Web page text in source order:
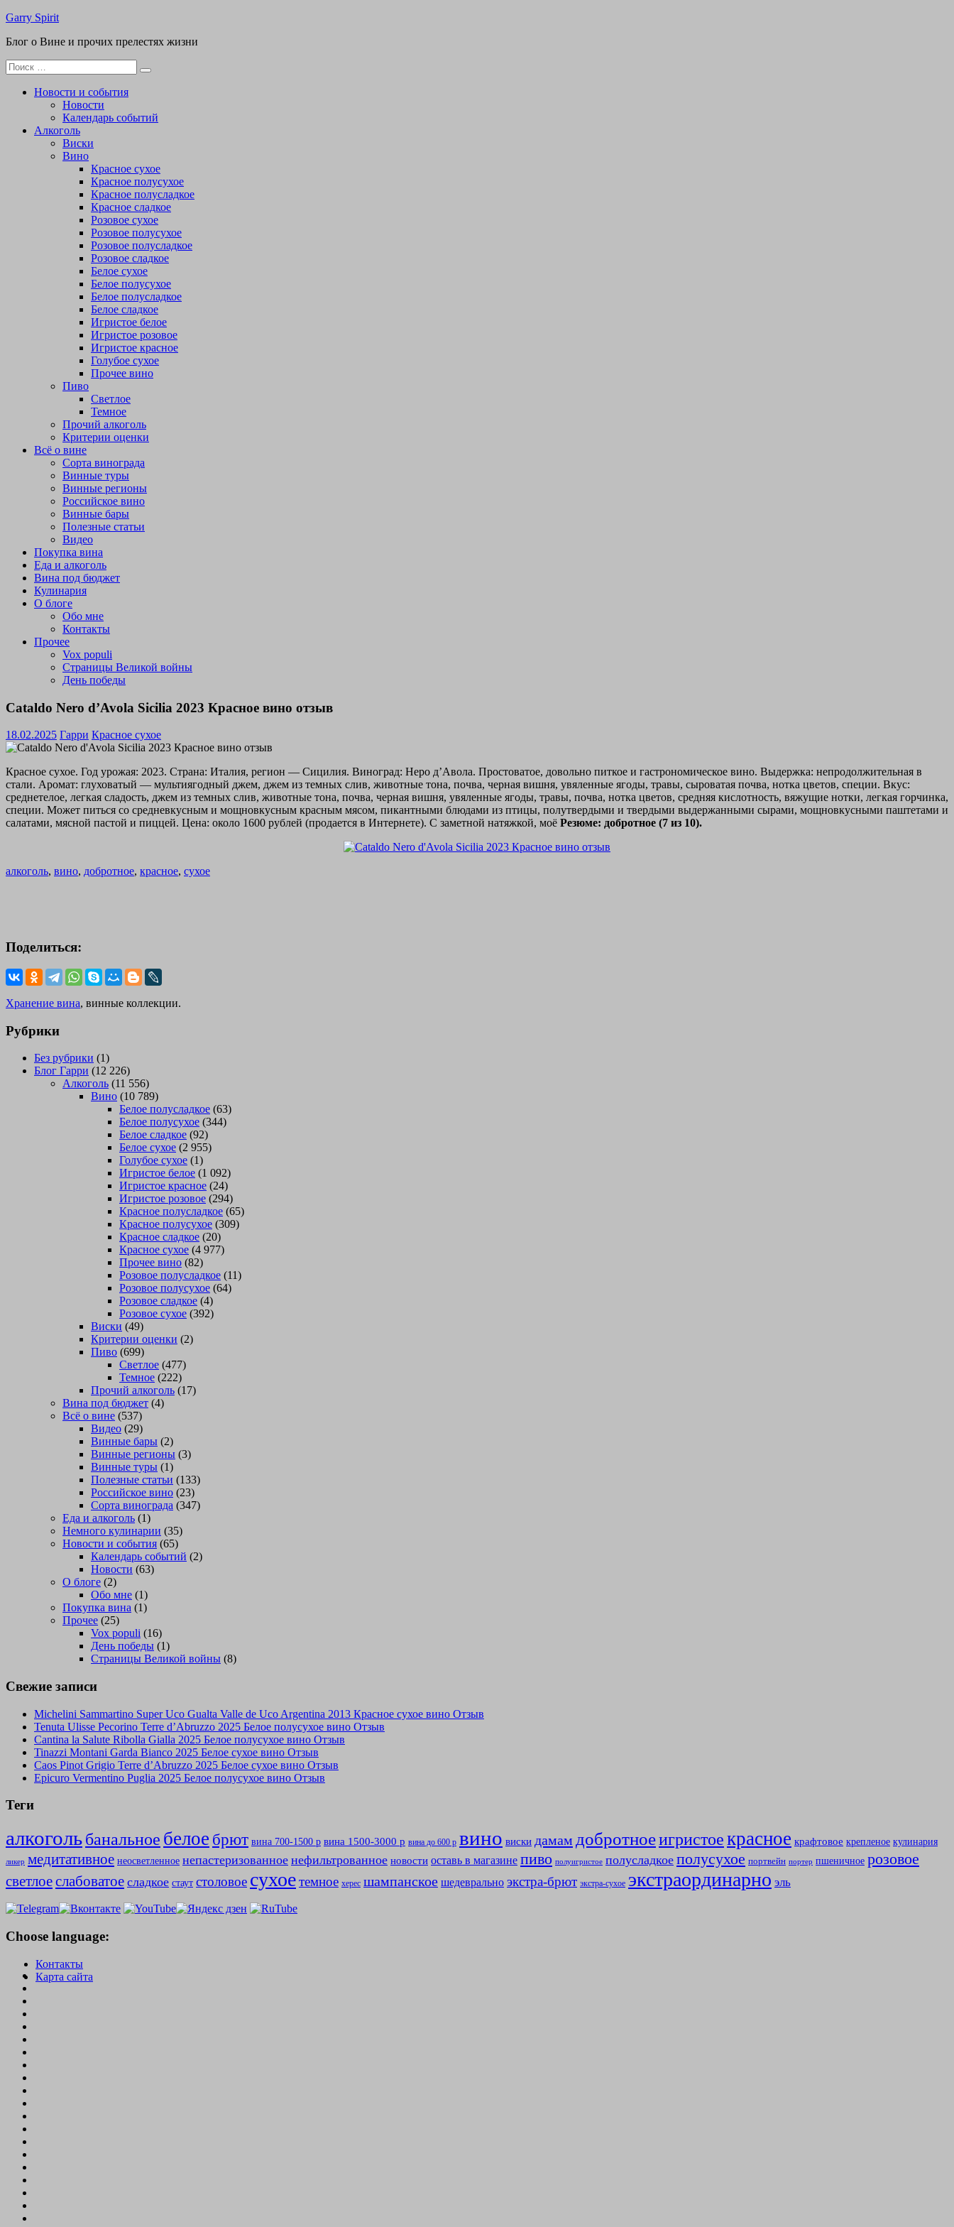
Перейти
содержимому
Garry Spirit
Блог о Вине и прочих прелестях жизни
Поиск
для:
Новости и события
Новости
Календарь событий
Алкоголь
Виски
Вино
Красное сухое
Красное полусухое
Красное полусладкое
Красное сладкое
Розовое сухое
Розовое полусухое
Розовое полусладкое
Розовое сладкое
Белое сухое
Белое полусухое
Белое полусладкое
Белое сладкое
Игристое белое
Игристое розовое
Игристое красное
Голубое сухое
Прочее вино
Пиво
Светлое
Темное
Прочий алкоголь
Критерии оценки
Всё о вине
Сорта винограда
Винные туры
Винные регионы
Российское вино
Винные бары
Полезные статьи
Видео
Покупка вина
Еда и алкоголь
Вина под бюджет
Кулинария
О блоге
Обо мне
Контакты
Прочее
Vox populi
Страницы Великой войны
День победы
Cataldo Nero d’Avola Sicilia 2023 Красное вино отзыв
18.02.2025 Гарри Красное сухое
Красное сухое. Год урожая: 2023. Страна: Италия, регион — Сицилия. Виноград: Неро д’Авола. Простоватое, довольно питкое и гастрономическое вино. Выдержка: непродолжительная в
стали. Аромат: глуховатый — мультиягодный джем, джем из темных слив, животные тона, почва, черная вишня, увяленные ягоды, травы, сыроватая почва, нотка цветов, специи. Вкус:
среднетелое, легкая сладость, джем из темных слив, животные тона, почва, черная вишня, увяленные ягоды, травы, почва, нотка цветов, средняя кислотность, вяжущие нотки, легкая горчинка,
специи. Может питься со средневкусным и мощновкусным красным мясом, пикантными блюдами из птицы, полутвердыми и твердыми выдержанными сырами, мощновкусными паштетами и
салатами, мясной пастой и пиццей. Цена: около 1600 рублей (продается в Интернете). С заметной натяжкой, моё Резюме: добротное (7 из 10).
алкоголь, вино, добротное, красное, сухое
Поделиться:
Хранение вина, винные коллекции.
Рубрики
Без рубрики (1)
Блог Гарри (12 226)
Алкоголь (11 556)
Вино (10 789)
Белое полусладкое (63)
Белое полусухое (344)
Белое сладкое (92)
Белое сухое (2 955)
Голубое сухое (1)
Игристое белое (1 092)
Игристое красное (24)
Игристое розовое (294)
Красное полусладкое (65)
Красное полусухое (309)
Красное сладкое (20)
Красное сухое (4 977)
Прочее вино (82)
Розовое полусладкое (11)
Розовое полусухое (64)
Розовое сладкое (4)
Розовое сухое (392)
Виски (49)
Критерии оценки (2)
Пиво (699)
Светлое (477)
Темное (222)
Прочий алкоголь (17)
Вина под бюджет (4)
Всё о вине (537)
Видео (29)
Винные бары (2)
Винные регионы (3)
Винные туры (1)
Полезные статьи (133)
Российское вино (23)
Сорта винограда (347)
Еда и алкоголь (1)
Немного кулинарии (35)
Новости и события (65)
Календарь событий (2)
Новости (63)
О блоге (2)
Обо мне (1)
Покупка вина (1)
Прочее (25)
Vox populi (16)
День победы (1)
Страницы Великой войны (8)
Свежие записи
Michelini Sammartino Super Uco Gualta Valle de Uco Argentina 2013 Красное сухое вино Отзыв
Tenuta Ulisse Pecorino Terre d’Abruzzo 2025 Белое полусухое вино Отзыв
Cantina la Salute Ribolla Gialla 2025 Белое полусухое вино Отзыв
Tinazzi Montani Garda Bianco 2025 Белое сухое вино Отзыв
Caos Pinot Grigio Terre d’Abruzzo 2025 Белое сухое вино Отзыв
Epicuro Vermentino Puglia 2025 Белое полусухое вино Отзыв
Теги
алкогольбанальное белое брют вина 700-1500 р вина 1500-3000 р вина до 600 р вино виски дамам добротноеигристоекрасное крафтовое крепленое кулинария
ликер медитативное неосветленное непастеризованное нефильтрованное новости оставь в магазине пиво полуигристое полусладкое полусухое портвейн портер пшеничное розовое
светлоеслабоватое сладкое стаут столовое сухоетемное херес шампанское шедеврально экстра-брют экстра-сухое экстраординарно эль
Choose language:
Контакты
Карта сайта